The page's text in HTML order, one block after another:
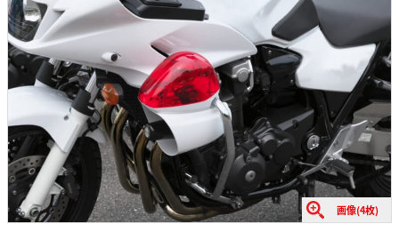
画像(4枚)